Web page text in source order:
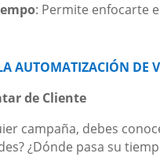
: Permite enfocarte
AUTOMATIZACIÓN DE
de Cliente
campaña, debes
¿Dónde pasa su